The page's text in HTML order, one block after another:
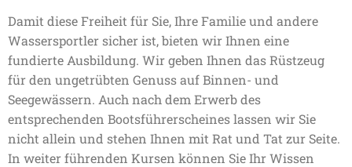
Damit diese Freiheit für Sie, Ihre Familie und andere
Wassersportler sicher ist, bieten wir Ihnen eine
fundierte Ausbildung. Wir geben Ihnen das Rüstzeug
für den ungetrübten Genuss auf Binnen- und
Seegewässern. Auch nach dem Erwerb des
entsprechenden Bootsführerscheines lassen wir Sie
nicht allein und stehen Ihnen mit Rat und Tat zur Seite.
In weiter führenden Kursen können Sie Ihr Wissen